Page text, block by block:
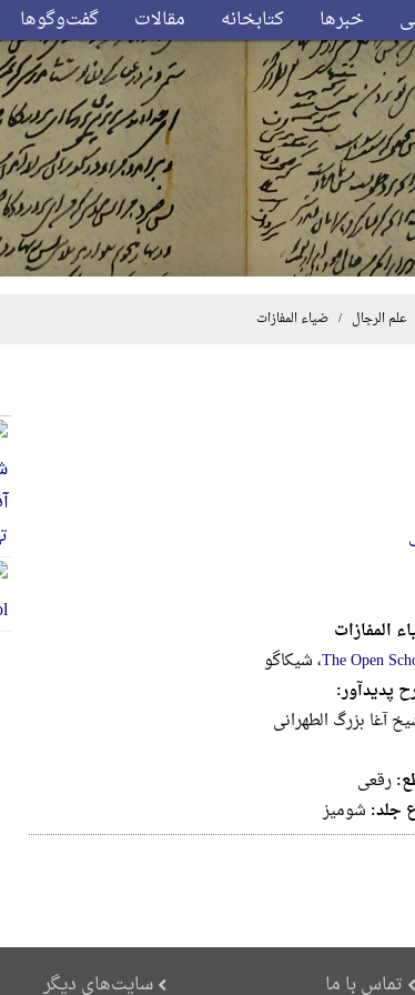
خبرها کتابخانه مقالات گفت‌وگوها
علم الرجال / ضیاء المفازات
المفازات
The Open، شیکاگو
پدیدآور:
آغا بزرگ الطهرانی
رقعى
جلد: شومیز
تماس با ما سایت‌های دیگر